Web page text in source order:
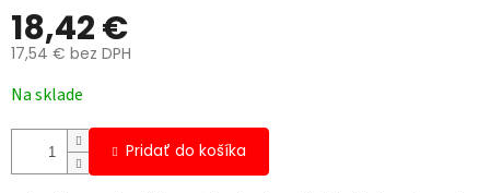
18,42 €
17,54 € bez DPH
cena:
Na sklade
Pridať do košíka